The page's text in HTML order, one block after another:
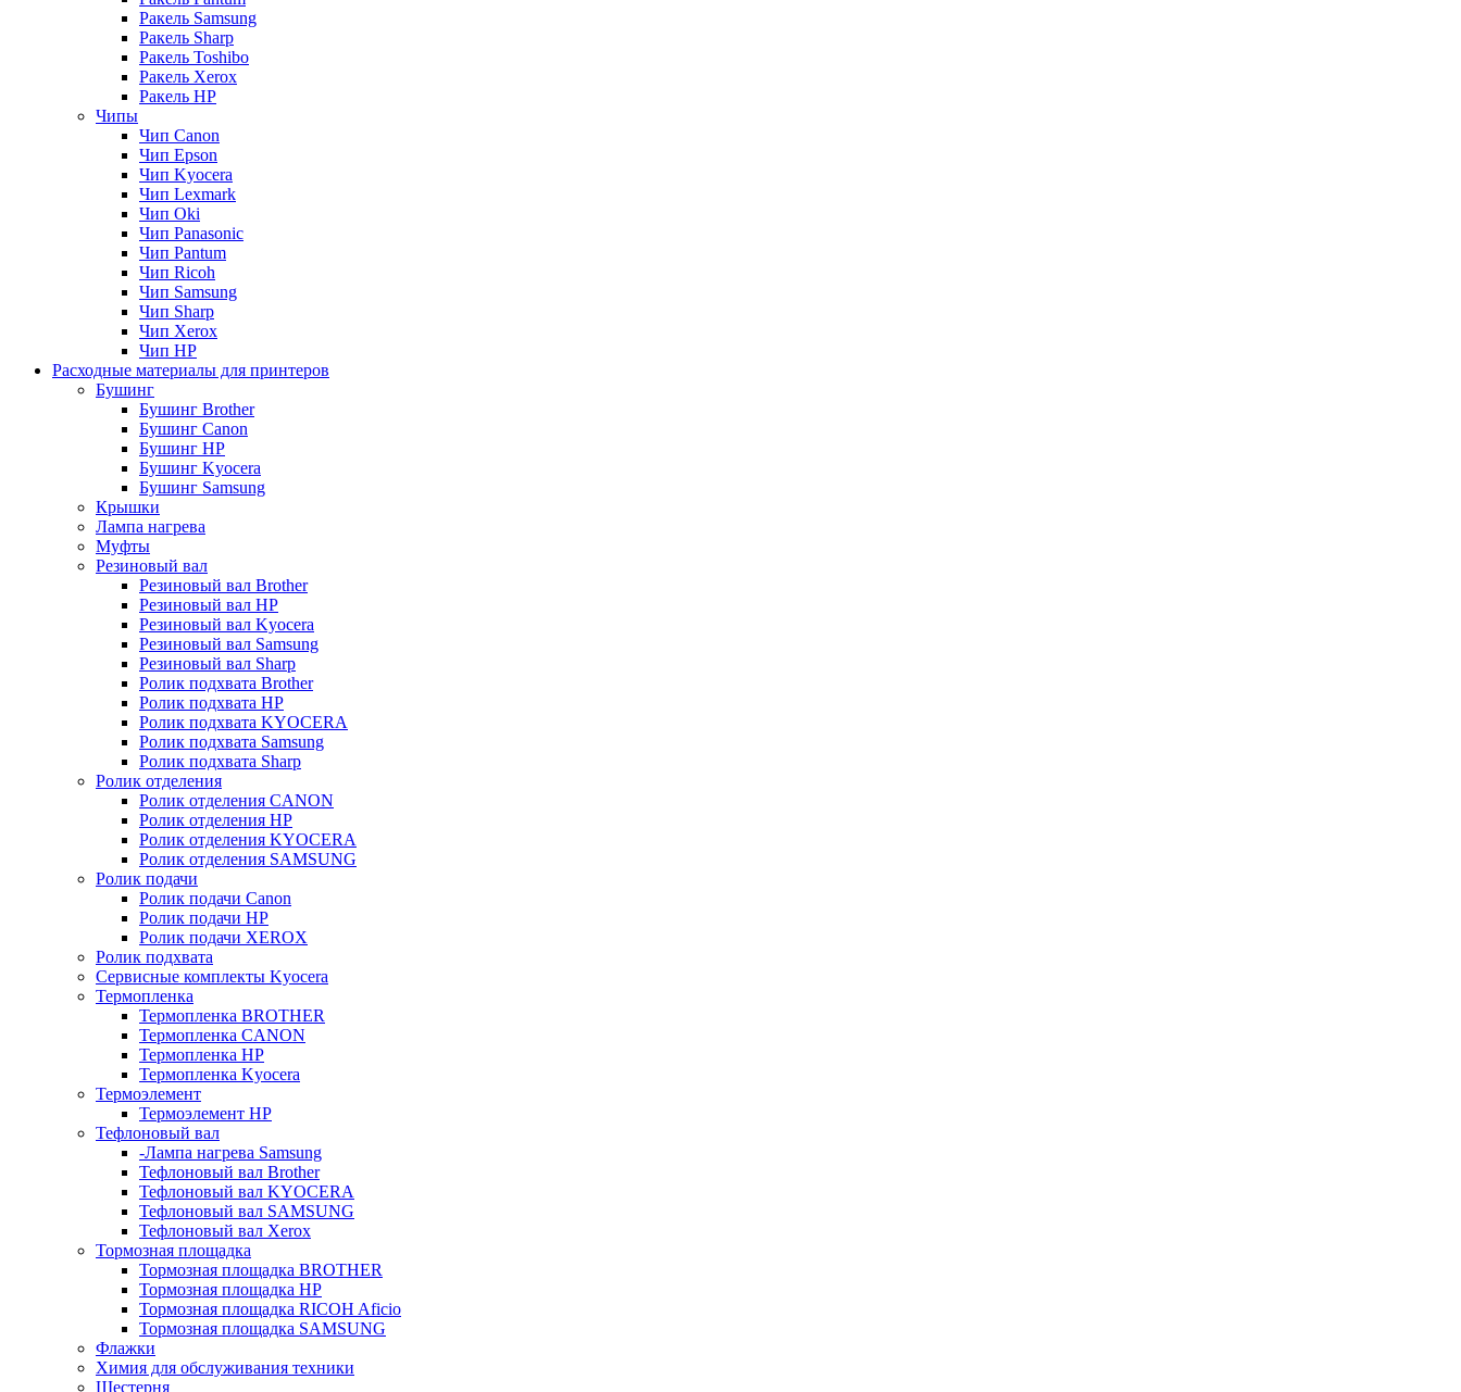
Ракель Samsung
Ракель Sharp
Ракель Toshibo
Ракель Xerox
Ракель НР
Чипы
Чип Canon
Чип Epson
Чип Kyocera
Чип Lexmark
Чип Oki
Чип Panasonic
Чип Pantum
Чип Ricoh
Чип Samsung
Чип Sharp
Чип Xerox
Чип НР
Расходные материалы для принтеров
Бушинг
Бушинг Brother
Бушинг Canon
Бушинг HP
Бушинг Kyocera
Бушинг Samsung
Крышки
Лампа нагрева
Муфты
Резиновый вал
Резиновый вал Brother
Резиновый вал HP
Резиновый вал Kyocera
Резиновый вал Samsung
Резиновый вал Sharp
Ролик подхвата Brother
Ролик подхвата HP
Ролик подхвата KYOCERA
Ролик подхвата Samsung
Ролик подхвата Sharp
Ролик отделения
Ролик отделения CANON
Ролик отделения HP
Ролик отделения KYOCERA
Ролик отделения SAMSUNG
Ролик подачи
Ролик подачи Canon
Ролик подачи HP
Ролик подачи XEROX
Ролик подхвата
Сервисные комплекты Kyocera
Термопленка
Термопленка BROTHER
Термопленка CANON
Термопленка HP
Термопленка Kyocera
Термоэлемент
Термоэлемент НР
Тефлоновый вал
-Лампа нагрева Samsung
Тефлоновый вал Brother
Тефлоновый вал KYOCERA
Тефлоновый вал SAMSUNG
Тефлоновый вал Xerox
Тормозная площадка
Тормозная площадка BROTHER
Тормозная площадка HP
Тормозная площадка RICOH Aficio
Тормозная площадка SAMSUNG
Флажки
Химия для обслуживания техники
Шестерня